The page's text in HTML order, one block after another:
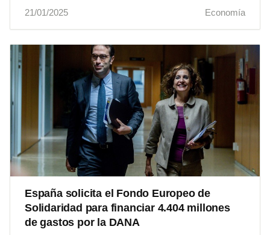
21/01/2025
Economía
España solicita el Fondo Europeo de
Solidaridad para financiar 4.404 millones
de gastos por la DANA